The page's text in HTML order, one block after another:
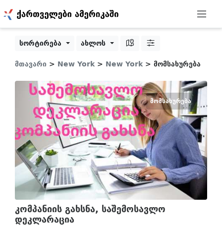
სორტირება
ახლოს
მთავარი > New York> New York> მომსახურება
ᲛᲝᲛᲡᲐᲮᲣᲠᲔᲑᲐ
კომპანიის გახსნა, საშემოსავლო
დეკლარაცია